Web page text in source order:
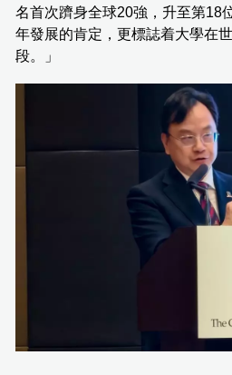
名首次躋身全球20強，升至第18
年發展的肯定，更標誌着大學在
段。」